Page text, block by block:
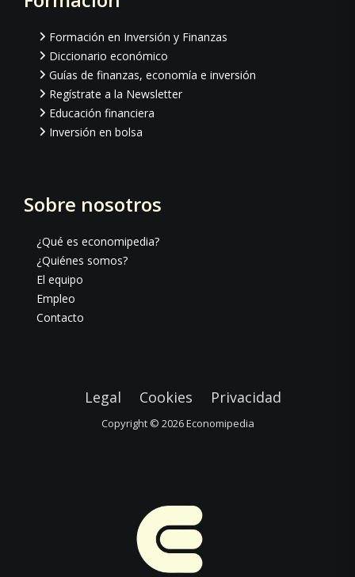
Formación en Inversión y Finanzas
Diccionario económico
Guías de finanzas, economía e inversión
Regístrate a la Newsletter
Educación financiera
Inversión en bolsa
Sobre nosotros
¿Qué es economipedia?
¿Quiénes somos?
El equipo
Empleo
Contacto
Legal Cookies Privacidad
Copyright © 2026Economipedia